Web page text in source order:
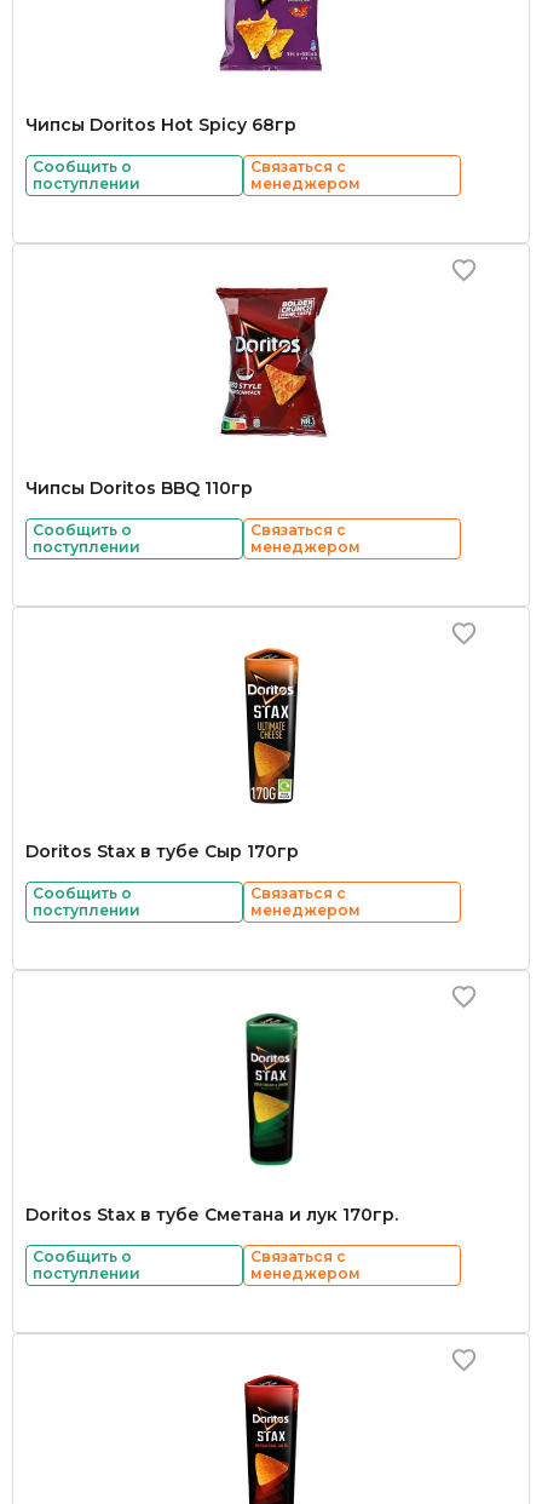
Чипсы Doritos Hot Spicy 68гр
Сообщить о
поступлении
Связаться с
менеджером
Чипсы Doritos BBQ 110гр
Сообщить о
поступлении
Связаться с
менеджером
Doritos Stax в тубе Сыр 170гр
Сообщить о
поступлении
Связаться с
менеджером
Doritos Stax в тубе Сметана и лук 170гр.
Сообщить о
поступлении
Связаться с
менеджером